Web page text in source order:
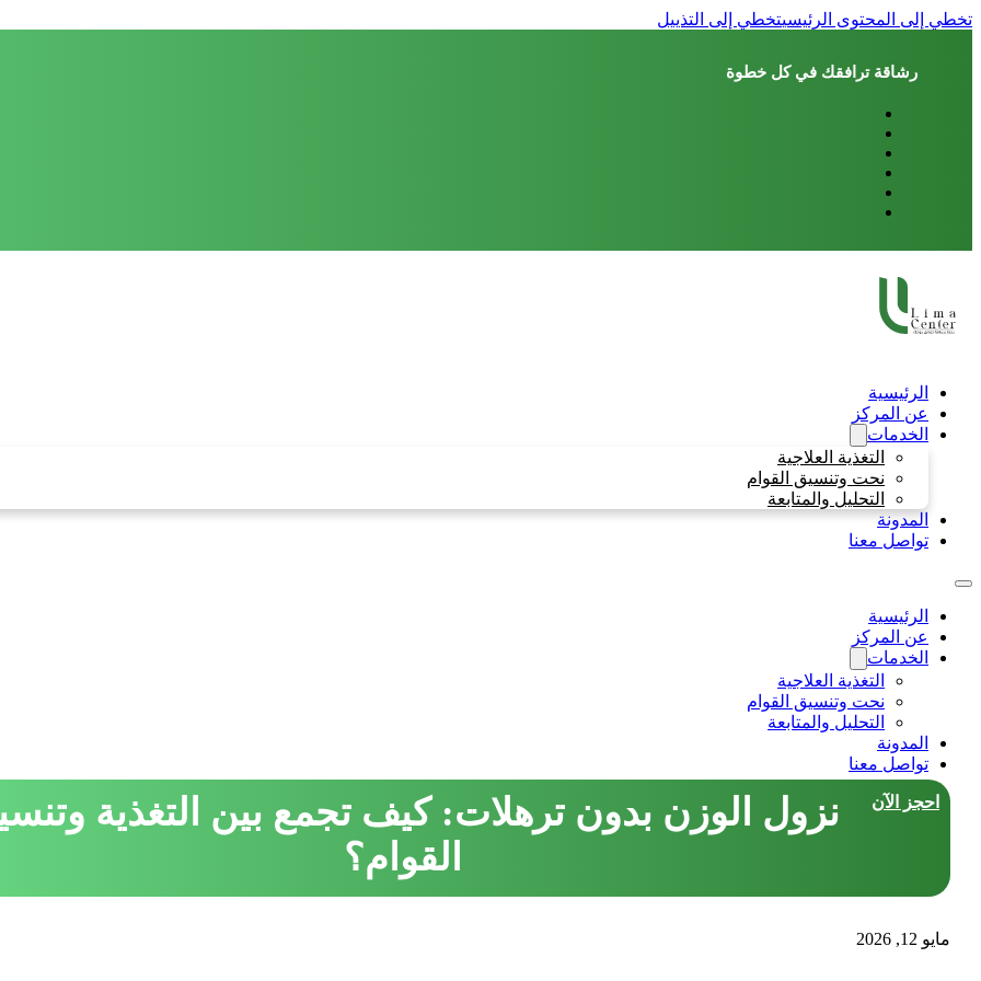
تخطي إلى المحتوى الرئيسيتخطي إلى التذييل
رشاقة ترافقك في كل خطوة
الرئيسية
عن المركز
الخدمات
التغذية العلاجية
نحت وتنسيق القوام
التحليل والمتابعة
المدونة
تواصل معنا
الرئيسية
عن المركز
الخدمات
التغذية العلاجية
نحت وتنسيق القوام
التحليل والمتابعة
المدونة
تواصل معنا
احجز الآن
نزول الوزن بدون ترهلات: كيف تجمع بين التغذية
القوام؟
مايو 12, 2026